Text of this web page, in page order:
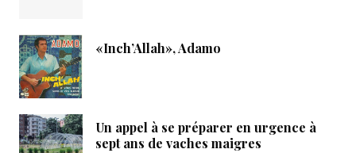
«Inch’Allah», Adamo
Un appel à se préparer en urgence à
sept ans de vaches maigres